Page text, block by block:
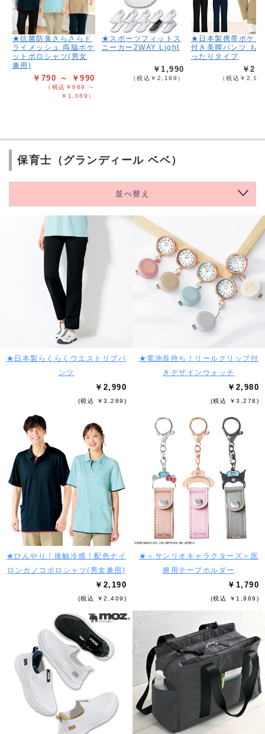
★抗菌防臭さらさらド
ライメッシュ 両脇ポケ
ットポロシャツ(男女
兼用)
￥790 ～ ￥990
（税込￥869 ～
￥1,089）
★スポーツフィットス
ニーカー2WAY Light
￥1,990
（税込￥2,189）
★日本製携帯ポケッ
付き美脚パンツ も
ったりタイプ
￥
（税込￥
保育士（グランディール ベベ）
並べ替え
★日本製らくらくウエストリブパ
ンツ
￥2,990
(税込 ￥3,289)
★電池長持ち！リールクリップ付
きデザインウォッチ
￥2,980
(税込 ￥3,278)
★ひんやり！接触冷感！配色ナイ
ロンカノコポロシャツ(男女兼用)
￥2,190
(税込 ￥2,409)
★＜サンリオキャラクターズ＞医
療用テープホルダー
￥1,790
(税込 ￥1,969)